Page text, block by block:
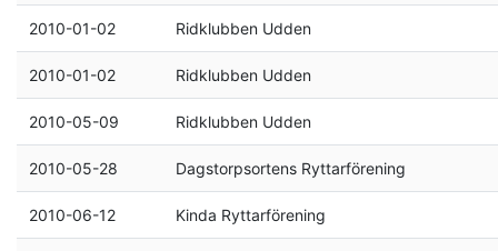
2010-01-02 Ridklubben Udden
2010-01-02 Ridklubben Udden
2010-05-09 Ridklubben Udden
2010-05-28 Dagstorpsortens Ryttarförening
2010-06-12 Kinda Ryttarförening